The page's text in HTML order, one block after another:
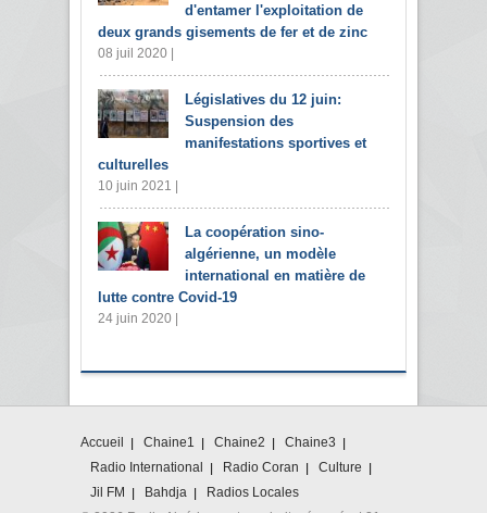
d'entamer l'exploitation de
deux grands gisements de fer et de zinc
08 juil 2020 |
Législatives du 12 juin:
Suspension des
manifestations sportives et
culturelles
10 juin 2021 |
La coopération sino-
algérienne, un modèle
international en matière de
lutte contre Covid-19
24 juin 2020 |
Accueil Chaine1 Chaine2
Chaine3
Radio International
Radio Coran
Culture
Jil FM
Bahdja
Radios Locales